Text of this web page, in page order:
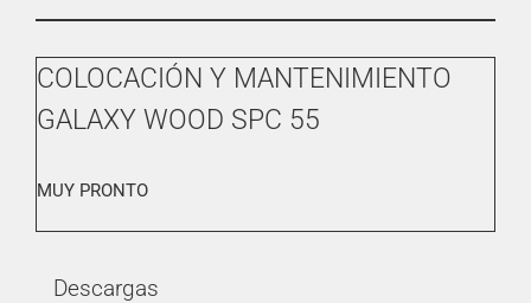
COLOCACIÓN Y MANTENIMIENTO
GALAXY WOOD SPC 55
MUY PRONTO
Descargas